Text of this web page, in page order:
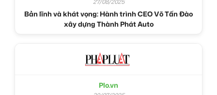
Bản lĩnh và khát vọng: Hành trình CEO Võ Tấn Đào
xây dựng Thành Phát Auto
Plo.vn